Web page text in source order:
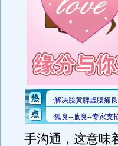
手沟通，这意味